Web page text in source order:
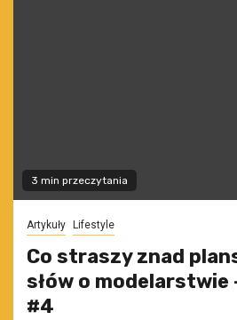
3 min przeczytania
Artykuły Lifestyle
Co straszy znad
słów o modelarstwie
#4